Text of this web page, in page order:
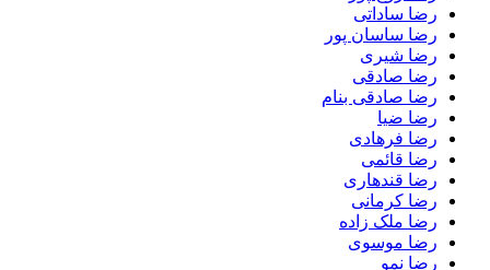
رضا ساداتی
رضا ساسان پور
رضا شیری
رضا صادقی
رضا صادقی بنام
رضا ضیا
رضا فرهادی
رضا قائمی
رضا قندهاری
رضا کرمانی
رضا ملک زاده
رضا موسوی
رضا نمو